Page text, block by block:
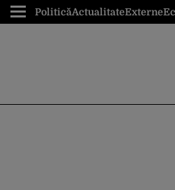
PoliticăActualitateExterne